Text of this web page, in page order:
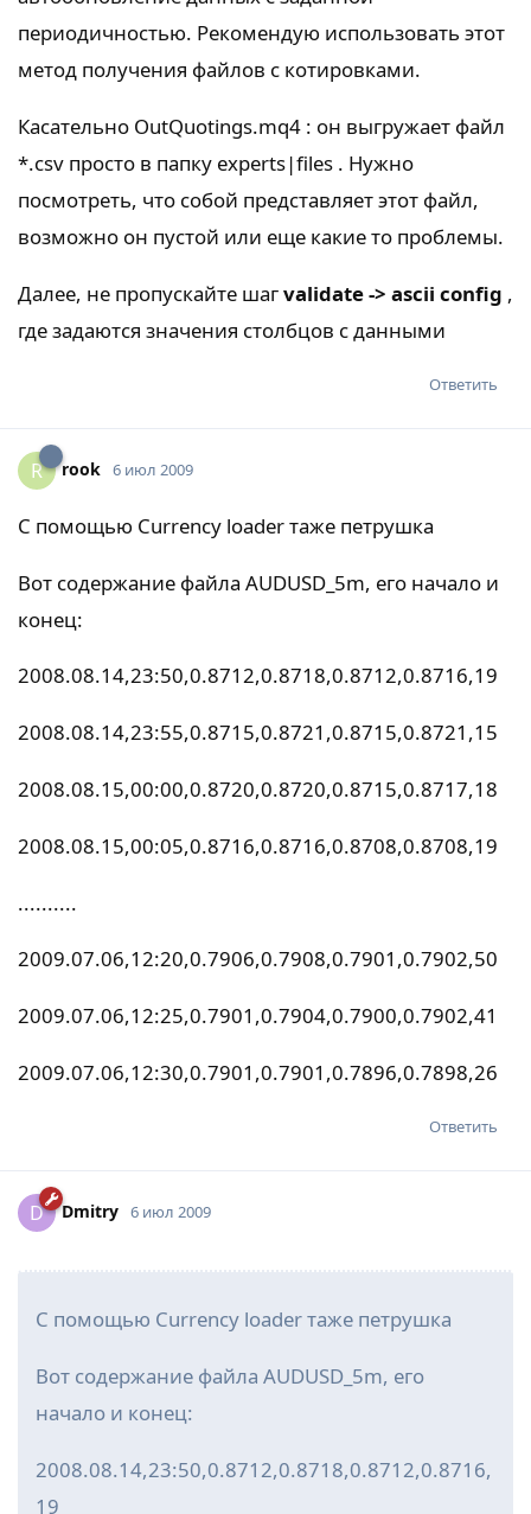
периодичностью. Рекомендую использовать этот
метод получения файлов с котировками.
Касательно OutQuotings.mq4 : он выгружает файл
*.csv просто в папку experts|files . Нужно
посмотреть, что собой представляет этот файл,
возможно он пустой или еще какие то проблемы.
Далее, не пропускайте шагvalidate -> ascii config ,
где задаются значения столбцов с данными
Ответить
R rook 6 июл 2009
С помощью Currency loader таже петрушка
Вот содержание файла AUDUSD_5m, его начало и
конец:
2008.08.14,23:50,0.8712,0.8718,0.8712,0.8716,19
2008.08.14,23:55,0.8715,0.8721,0.8715,0.8721,15
2008.08.15,00:00,0.8720,0.8720,0.8715,0.8717,18
2008.08.15,00:05,0.8716,0.8716,0.8708,0.8708,19
..........
2009.07.06,12:20,0.7906,0.7908,0.7901,0.7902,50
2009.07.06,12:25,0.7901,0.7904,0.7900,0.7902,41
2009.07.06,12:30,0.7901,0.7901,0.7896,0.7898,26
Ответить
D Dmitry 6 июл 2009
С помощью Currency loader таже петрушка
Вот содержание файла AUDUSD_5m, его
начало и конец:
2008.08.14,23:50,0.8712,0.8718,0.8712,0.8716,
19